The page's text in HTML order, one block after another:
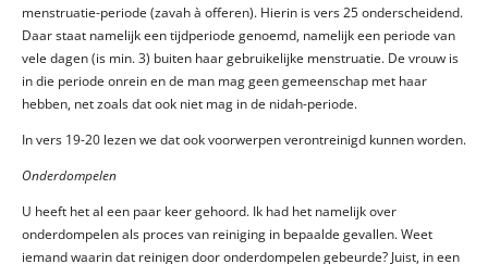
menstruatie-periode (zavah à offeren). Hierin is vers 25 onderscheidend.
Daar staat namelijk een tijdperiode genoemd, namelijk een periode van
vele dagen (is min. 3) buiten haar gebruikelijke menstruatie. De vrouw is
in die periode onrein en de man mag geen gemeenschap met haar
hebben, net zoals dat ook niet mag in de nidah-periode.
In vers 19-20 lezen we dat ook voorwerpen verontreinigd kunnen worden.
Onderdompelen
U heeft het al een paar keer gehoord. Ik had het namelijk over
onderdompelen als proces van reiniging in bepaalde gevallen. Weet
iemand waarin dat reinigen door onderdompelen gebeurde? Juist, in een